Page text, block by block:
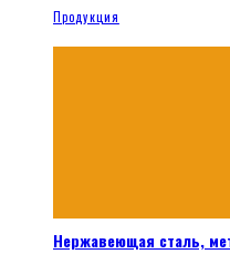
Продукция
Нержавеющая сталь,